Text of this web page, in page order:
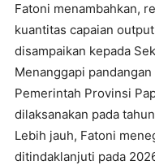
Fatoni menambahkan,
kuantitas capaian
disampaikan kepada
Menanggapi
Pemerintah Provinsi
dilaksanakan pada
Lebih jauh, Fatoni
ditindaklanjuti pada